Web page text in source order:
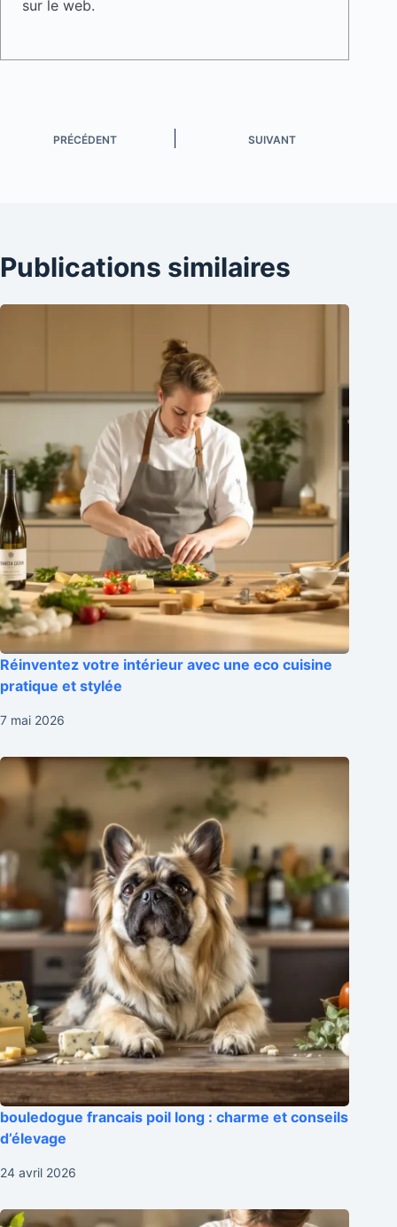
sur le web.
PRÉCÉDENT SUIVANT
Publications similaires
Réinventez votre intérieur avec une eco cuisine
pratique et stylée
7 mai 2026
bouledogue francais poil long : charme et conseils
d’élevage
24 avril 2026